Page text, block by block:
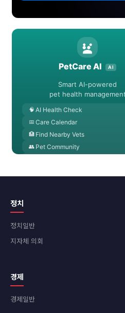
정치
정치일반
지자체 의회
경제
경제일반